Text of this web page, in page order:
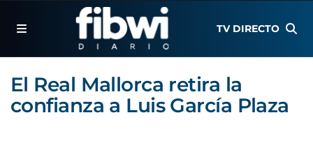
TV DIRECTO
El Real Mallorca retira la
confianza a Luis García Plaza